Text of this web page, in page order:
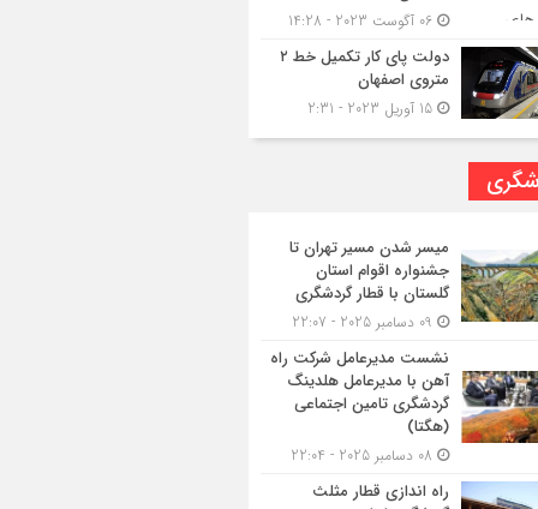
دولت پای کار تکمیل خط ۲
متروی اصفهان
میسر شدن مسیر تهران تا
جشنواره اقوام استان
گلستان با قطار گردشگری
نشست مدیرعامل شرکت راه
آهن با مدیرعامل هلدینگ
گردشگری تامین اجتماعی
(هگتا)
راه اندازی قطار مثلث